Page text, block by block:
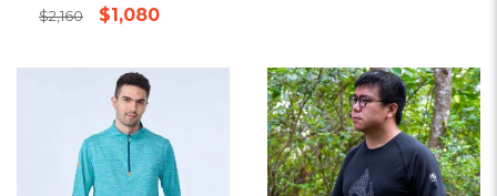
$2,160 $1,080